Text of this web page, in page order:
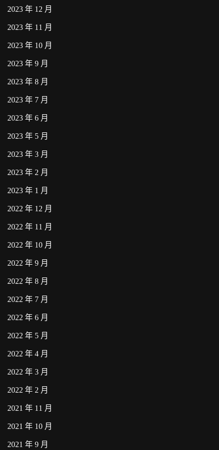
2023 年 12 月
2023 年 11 月
2023 年 10 月
2023 年 9 月
2023 年 8 月
2023 年 7 月
2023 年 6 月
2023 年 5 月
2023 年 3 月
2023 年 2 月
2023 年 1 月
2022 年 12 月
2022 年 11 月
2022 年 10 月
2022 年 9 月
2022 年 8 月
2022 年 7 月
2022 年 6 月
2022 年 5 月
2022 年 4 月
2022 年 3 月
2022 年 2 月
2021 年 11 月
2021 年 10 月
2021 年 9 月